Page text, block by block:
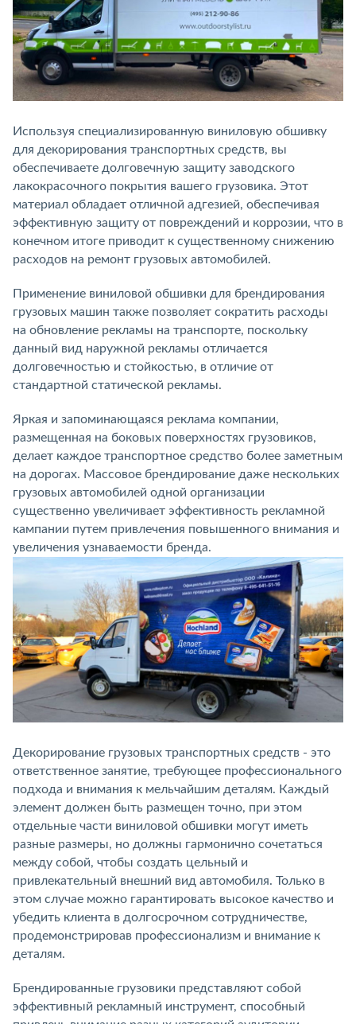
Используя специализированную виниловую обшивку
для декорирования транспортных средств, вы
обеспечиваете долговечную защиту заводского
лакокрасочного покрытия вашего грузовика. Этот
материал обладает отличной адгезией, обеспечивая
эффективную защиту от повреждений и коррозии, что в
конечном итоге приводит к существенному снижению
расходов на ремонт грузовых автомобилей.
Применение виниловой обшивки для брендирования
грузовых машин также позволяет сократить расходы
на обновление рекламы на транспорте, поскольку
данный вид наружной рекламы отличается
долговечностью и стойкостью, в отличие от
стандартной статической рекламы.
Яркая и запоминающаяся реклама компании,
размещенная на боковых поверхностях грузовиков,
делает каждое транспортное средство более заметным
на дорогах. Массовое брендирование даже нескольких
грузовых автомобилей одной организации
существенно увеличивает эффективность рекламной
кампании путем привлечения повышенного внимания и
увеличения узнаваемости бренда.
Декорирование грузовых транспортных средств - это
ответственное занятие, требующее профессионального
подхода и внимания к мельчайшим деталям. Каждый
элемент должен быть размещен точно, при этом
отдельные части виниловой обшивки могут иметь
разные размеры, но должны гармонично сочетаться
между собой, чтобы создать цельный и
привлекательный внешний вид автомобиля. Только в
этом случае можно гарантировать высокое качество и
убедить клиента в долгосрочном сотрудничестве,
продемонстрировав профессионализм и внимание к
деталям.
Брендированные грузовики представляют собой
эффективный рекламный инструмент, способный